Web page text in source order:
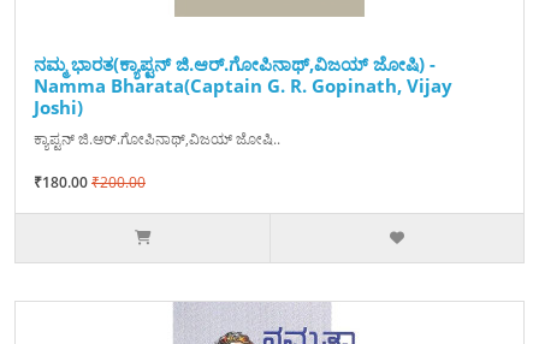
ನಮ್ಮ ಭಾರತ(ಕ್ಯಾಪ್ಟನ್ ಜಿ.ಆರ್.ಗೋಪಿನಾಥ್,ವಿಜಯ್ ಜೋಷಿ) -
Namma Bharata(Captain G. R. Gopinath, Vijay
Joshi)
ಕ್ಯಾಪ್ಟನ್ ಜಿ.ಆರ್.ಗೋಪಿನಾಥ್,ವಿಜಯ್ ಜೋಷಿ..
₹180.00₹200.00